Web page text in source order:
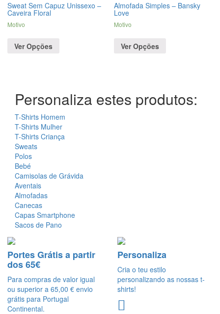
Sweat Sem Capuz Unissexo –
Caveira Floral
Motivo
Ver Opções
Almofada Simples – Bansky
Love
Motivo
Ver Opções
Personaliza estes produtos:
T-Shirts Homem
T-Shirts Mulher
T-Shirts Criança
Sweats
Polos
Bebé
Camisolas de Grávida
Aventais
Almofadas
Canecas
Capas Smartphone
Sacos de Pano
Portes Grátis a partir
dos 65€
Para compras de valor igual
ou superior a 65,00 € envio
grátis para Portugal
Continental.
Personaliza
Cria o teu estilo
personalizando as nossas t-
shirts!